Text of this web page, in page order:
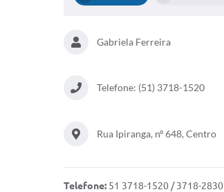
Gabriela Ferreira
Telefone: (51) 3718-1520
Rua Ipiranga, nº 648, Centro
Telefone: 51 3718-1520 / 3718-2830